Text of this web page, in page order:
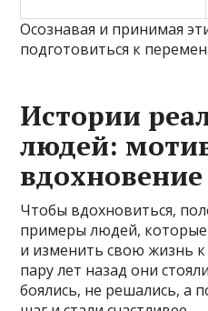
Осознавая и принимая
подготовиться к
Истории
людей:
вдохновение
Чтобы вдохновиться,
примеры людей, которые
и изменить свою жизнь
пару лет назад они
боялись, не решались, а